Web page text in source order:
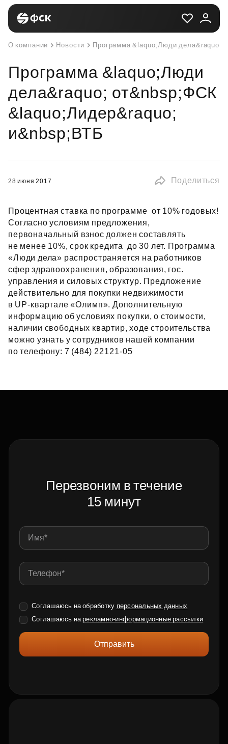
О компании Новости Программа &laquo;Люди дела&raquo;
Программа &laquo;Люди
дела&raquo; от&nbsp;ФСК
&laquo;Лидер&raquo;
и&nbsp;ВТБ
28 июня 2017 Поделиться
Процентная ставка по программе  от 10% годовых!
Согласно условиям предложения,
первоначальный взнос должен составлять
не менее 10%, срок кредита  до 30 лет. Программа
«Люди дела» распространяется на работников
сфер здравоохранения, образования, гос.
управления и силовых структур. Предложение
действительно для покупки недвижимости
в UP‑квартале «Олимп». Дополнительную
информацию об условиях покупки, о стоимости,
наличии свободных квартир, ходе строительства
можно узнать у сотрудников нашей компании
по телефону: 7 (484) 22121‑05
Перезвоним в течение
15 минут
Соглашаюсь на обработку персональных данных
Соглашаюсь нарекламно-информационные рассылки
Отправить